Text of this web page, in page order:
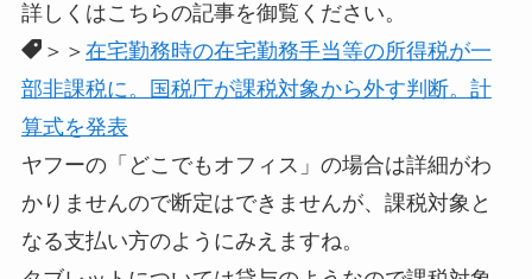
詳しくはこちらの記事を御覧ください。
＞＞ 在宅勤務時の在宅勤務手当等の所得税が一
部非課税に。国税庁が課税対象から外す判断。計
算式を発表
ヤフーの「どこでもオフィス」の場合は詳細がわ
かりませんので断定はできませんが、課税対象と
なる支払い方のようにみえますね。